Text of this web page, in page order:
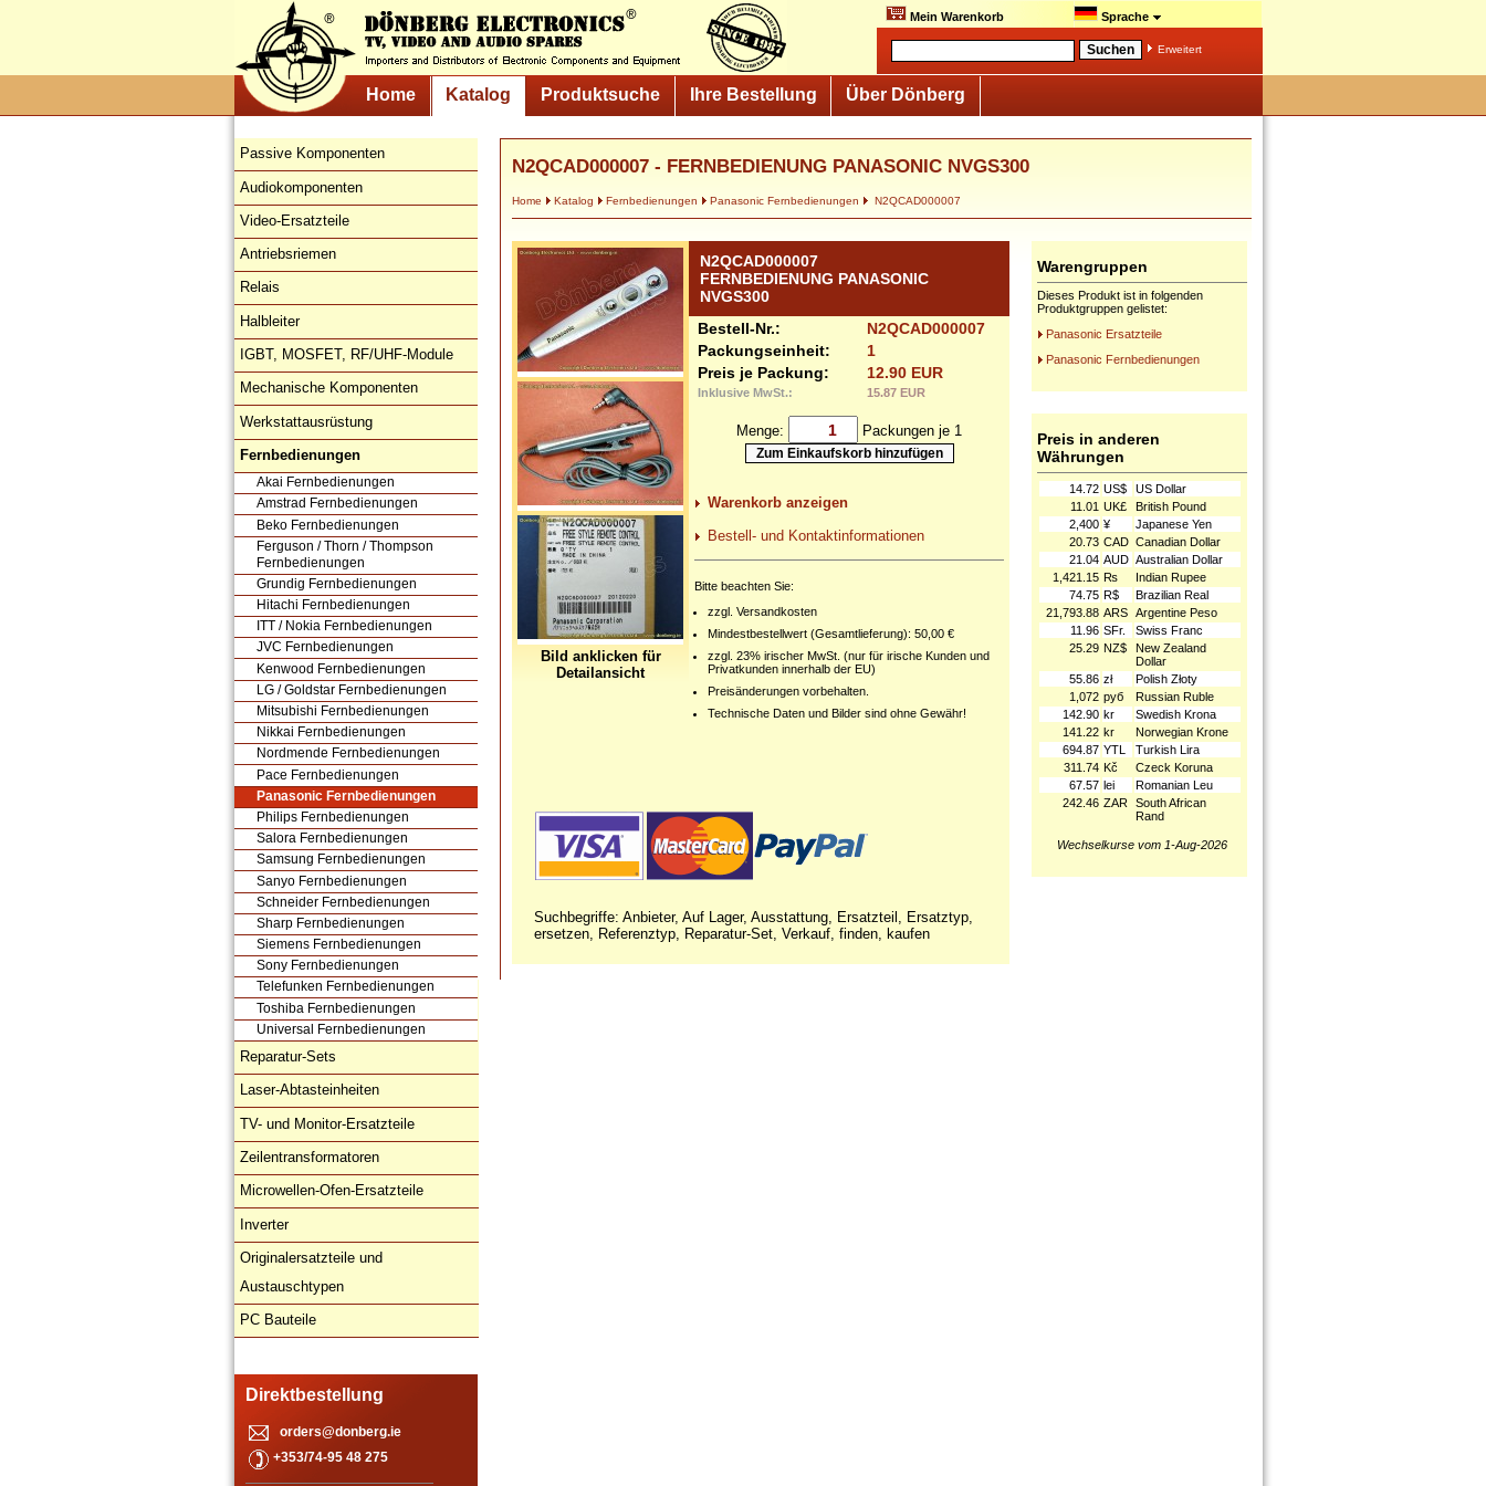
Mein Warenkorb Sprache
Erweitert
Home Katalog Produktsuche Ihre Bestellung Über Dönberg
Passive Komponenten
Audiokomponenten
Video-Ersatzteile
Antriebsriemen
Relais
Halbleiter
IGBT, MOSFET, RF/UHF-Module
Mechanische Komponenten
Werkstattausrüstung
Fernbedienungen
Akai Fernbedienungen
Amstrad Fernbedienungen
Beko Fernbedienungen
Ferguson / Thorn / Thompson
Fernbedienungen
Grundig Fernbedienungen
Hitachi Fernbedienungen
ITT / Nokia Fernbedienungen
JVC Fernbedienungen
Kenwood Fernbedienungen
LG / Goldstar Fernbedienungen
Mitsubishi Fernbedienungen
Nikkai Fernbedienungen
Nordmende Fernbedienungen
Pace Fernbedienungen
Panasonic Fernbedienungen
Philips Fernbedienungen
Salora Fernbedienungen
Samsung Fernbedienungen
Sanyo Fernbedienungen
Schneider Fernbedienungen
Sharp Fernbedienungen
Siemens Fernbedienungen
Sony Fernbedienungen
Telefunken Fernbedienungen
Toshiba Fernbedienungen
Universal Fernbedienungen
Reparatur-Sets
Laser-Abtasteinheiten
TV- und Monitor-Ersatzteile
Zeilentransformatoren
Microwellen-Ofen-Ersatzteile
Inverter
Originalersatzteile und
Austauschtypen
PC Bauteile
Direktbestellung
orders@donberg.ie
+353/74-95 48 275
N2QCAD000007 - FERNBEDIENUNG PANASONIC NVGS300
Home Katalog Fernbedienungen Panasonic Fernbedienungen N2QCAD000007
Bild anklicken für
Detailansicht
N2QCAD000007
FERNBEDIENUNG PANASONIC
NVGS300
Bestell-Nr.:
N2QCAD000007
Packungseinheit:
1
Preis je Packung:
12.90 EUR
Inklusive MwSt.: 15.87 EUR
Menge: Packungen je 1
Warenkorb anzeigen
Bestell- und Kontaktinformationen
Bitte beachten Sie:
zzgl. Versandkosten
Mindestbestellwert (Gesamtlieferung): 50,00 €
zzgl. 23% irischer MwSt. (nur für irische Kunden und
Privatkunden innerhalb der EU)
Preisänderungen vorbehalten.
Technische Daten und Bilder sind ohne Gewähr!
Suchbegriffe: Anbieter, Auf Lager, Ausstattung, Ersatzteil, Ersatztyp,
ersetzen, Referenztyp, Reparatur-Set, Verkauf, finden, kaufen
Warengruppen
Dieses Produkt ist in folgenden
Produktgruppen gelistet:
Panasonic Ersatzteile
Panasonic Fernbedienungen
Preis in anderen
Währungen
14.72 US$
US Dollar
11.01 UK£
British Pound
2,400 ¥
Japanese Yen
20.73 CAD Canadian Dollar
21.04 AUD Australian Dollar
1,421.15 ₨
Indian Rupee
74.75 R$
Brazilian Real
21,793.88 ARS Argentine Peso
11.96 SFr.
Swiss Franc
25.29 NZ$
New Zealand
Dollar
55.86 zł
Polish Złoty
1,072 руб
Russian Ruble
142.90 kr
Swedish Krona
141.22 kr
Norwegian Krone
694.87 YTL
Turkish Lira
311.74 Kč
Czeck Koruna
67.57 lei
Romanian Leu
242.46 ZAR South African
Rand
Wechselkurse vom 1-Aug-2026